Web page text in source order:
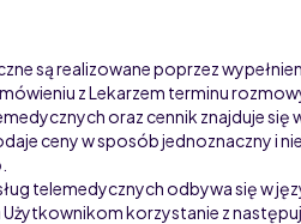
są realizowane poprzez
z Lekarzem terminu
oraz cennik znajduje się
ceny w sposób jednoznaczny i
telemedycznych odbywa się w
Użytkownikom korzystanie z